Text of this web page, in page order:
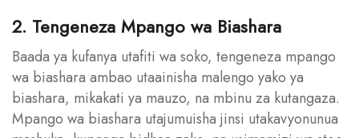
2. Tengeneza Mpango wa Biashara
Baada ya kufanya utafiti wa soko, tengeneza mpango
wa biashara ambao utaainisha malengo yako ya
biashara, mikakati ya mauzo, na mbinu za kutangaza.
Mpango wa biashara utajumuisha jinsi utakavyonunua